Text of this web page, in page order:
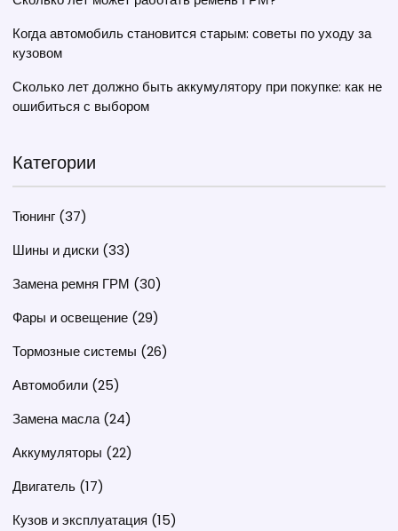
Когда автомобиль становится старым: советы по уходу за
кузовом
Сколько лет должно быть аккумулятору при покупке: как не
ошибиться с выбором
Категории
Тюнинг (37)
Шины и диски (33)
Замена ремня ГРМ (30)
Фары и освещение (29)
Тормозные системы (26)
Автомобили (25)
Замена масла(24)
Аккумуляторы (22)
Двигатель (17)
Кузов и эксплуатация (15)